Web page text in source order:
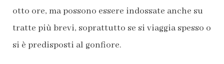
otto ore, ma possono essere indossate anche su
tratte più brevi, soprattutto se si viaggia spesso o
si è predisposti al gonfiore.